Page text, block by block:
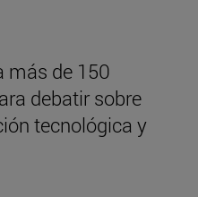
más de 150
debatir sobre
tecnológica y